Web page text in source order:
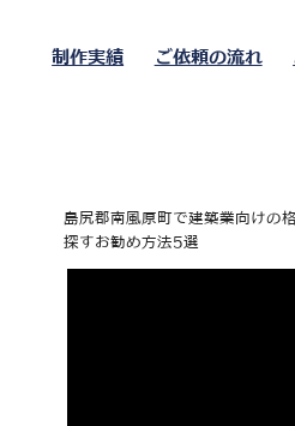
制作実績 ご依頼の流れ
島尻郡南風原町で建築業向けの
探すお勧め方法5選